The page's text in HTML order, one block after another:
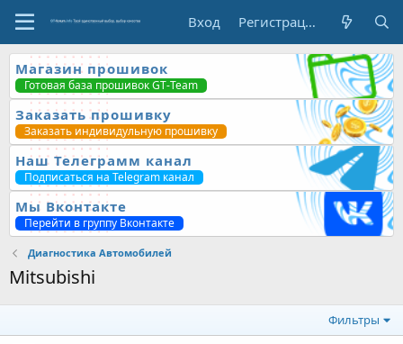
Вход Регистрация
Магазин прошивок
Готовая база прошивок GT-Team
Заказать прошивку
Заказать индивидульную прошивку
Наш Телеграмм канал
Подписаться на Telegram канал
Мы Вконтакте
Перейти в группу Вконтакте
Диагностика Автомобилей
Mitsubishi
Фильтры